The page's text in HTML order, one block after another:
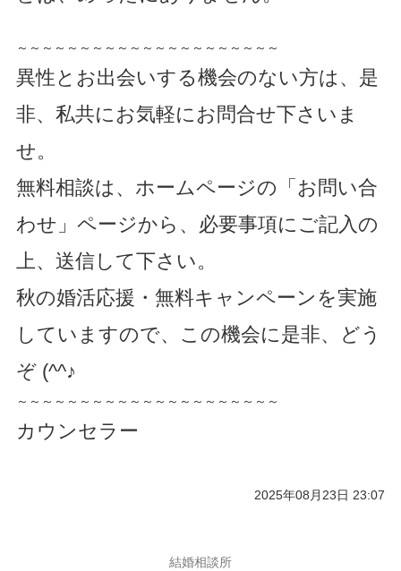
～～～～～～～～～～～～～～～～～～～～～
異性とお出会いする機会のない方は、是
非、私共にお気軽にお問合せ下さいま
せ。
無料相談は、ホームページの「お問い合
わせ」ページから、必要事項にご記入の
上、送信して下さい。
秋の婚活応援・無料キャンペーンを実施
していますので、この機会に是非、どう
ぞ (^^♪
～～～～～～～～～～～～～～～～～～～～～
カウンセラー
2025年08月23日 23:07
結婚相談所